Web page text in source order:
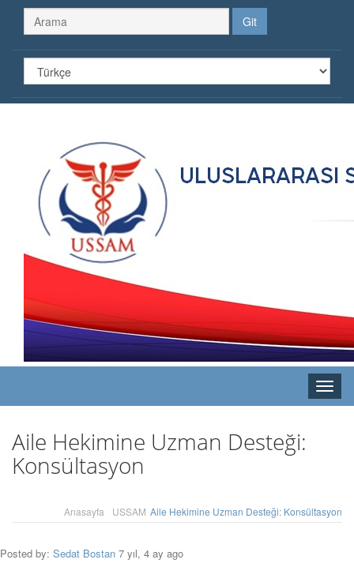
Toggle
Aile Hekimine Uzman Desteği:
Konsültasyon
Anasayfa USSAM Aile Hekimine Uzman Desteği: Konsültasyon
Posted by: Sedat Bostan 7 yıl, 4 ay ago